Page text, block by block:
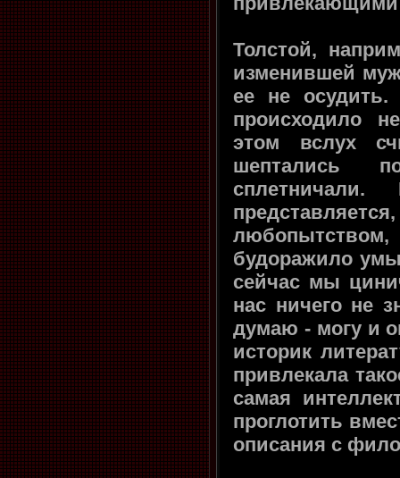
Толстой,
изменившей
ее не
происходило
этом вслух
шептались
будоражило
сейчас мы
нас ничего не
думаю - могу и
историк
привлекала
самая
проглотить
описания с